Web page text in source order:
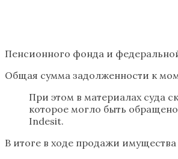
Пенсионного фонда и
Общая сумма задолженности к
При этом в материалах суда
которое могло быть
Indesit.
В итоге в ходе продажи